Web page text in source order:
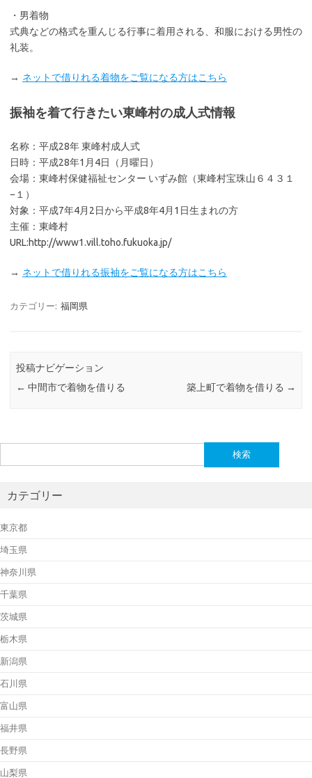
・男着物
式典などの格式を重んじる行事に着用される、和服における男性の
礼装。
→ ネットで借りれる着物をご覧になる方はこちら
振袖を着て行きたい東峰村の成人式情報
名称：平成28年 東峰村成人式
日時：平成28年1月4日（月曜日）
会場：東峰村保健福祉センター いずみ館（東峰村宝珠山６４３１
−１）
対象：平成7年4月2日から平成8年4月1日生まれの方
主催：東峰村
URL:http://www1.vill.toho.fukuoka.jp/
→ ネットで借りれる振袖をご覧になる方はこちら
カテゴリー: 福岡県
投稿ナビゲーション
← 中間市で着物を借りる 築上町で着物を借りる →
索:
カテゴリー
東京都
埼玉県
神奈川県
千葉県
茨城県
栃木県
新潟県
石川県
富山県
福井県
長野県
山梨県